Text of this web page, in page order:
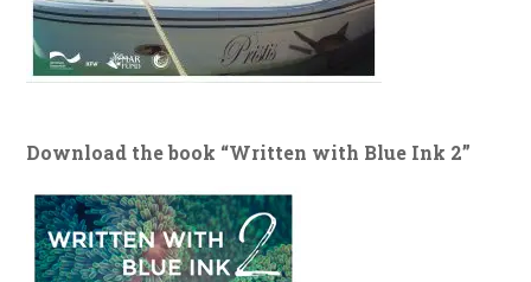
Download the book “Written with Blue Ink 2”